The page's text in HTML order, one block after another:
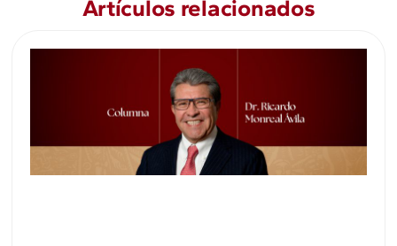
Artículos relacionados